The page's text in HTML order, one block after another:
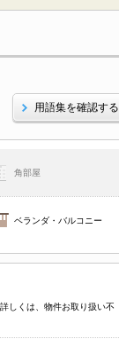
用語集を確認する
角部屋
ベランダ・バルコニー
しくは、物件お取り扱い不